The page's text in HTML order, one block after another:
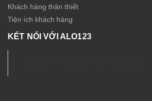
Khách hàng thân thiết
Tiện ích khách hàng
KẾT NỐI VỚI ALO123